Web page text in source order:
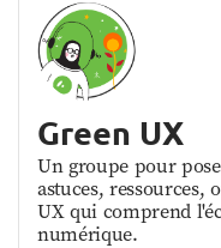
Green UX
Un groupe pour
astuces, ressources,
UX qui comprend
numérique.